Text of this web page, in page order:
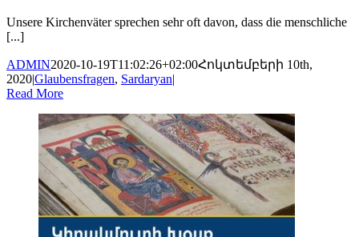
Unsere Kirchenväter sprechen sehr oft davon, dass die menschliche
[...]
ADMIN2020-10-19T11:02:26+02:00Հոկտեմբերի 10th,
2020|Glaubensfragen, Sardaryan|
Read More